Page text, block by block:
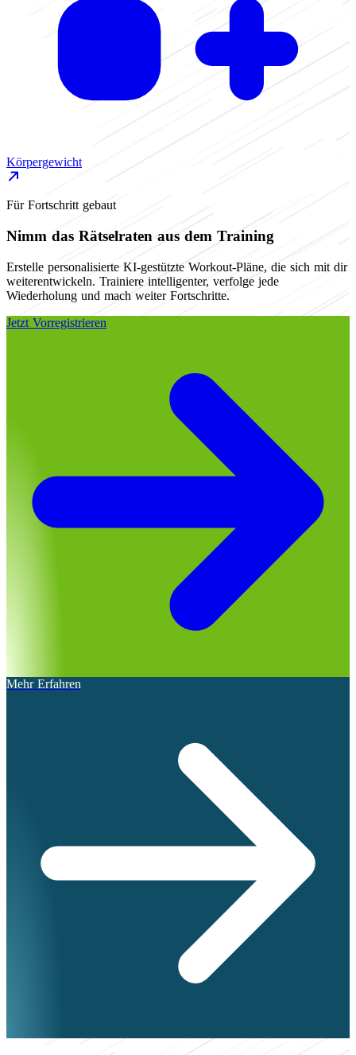
Körpergewicht
Für Fortschritt gebaut
Nimm das Rätselraten aus dem Training
Erstelle personalisierte KI-gestützte Workout-Pläne, die sich mit dir
weiterentwickeln. Trainiere intelligenter, verfolge jede
Wiederholung und mach weiter Fortschritte.
Jetzt Vorregistrieren
Mehr Erfahren